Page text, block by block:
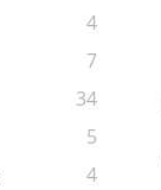
4
7
34
5
4